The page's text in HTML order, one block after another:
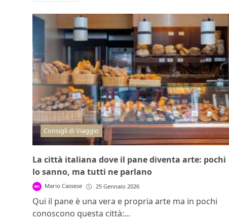
Consigli di Viaggio
La città italiana dove il pane diventa arte: pochi
lo sanno, ma tutti ne parlano
Mario Cassese 25 Gennaio 2026
Qui il pane è una vera e propria arte ma in pochi
conoscono questa città:...